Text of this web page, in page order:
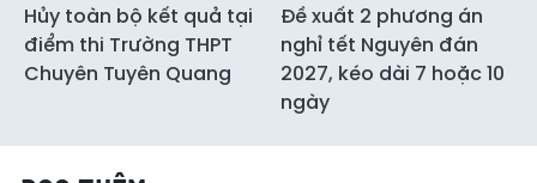
Hủy toàn bộ kết quả tại
điểm thi Trường THPT
Chuyên Tuyên Quang
Đề xuất 2 phương án
nghỉ tết Nguyên đán
2027, kéo dài 7 hoặc 10
ngày